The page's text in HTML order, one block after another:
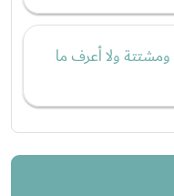
ولا أعرف ما